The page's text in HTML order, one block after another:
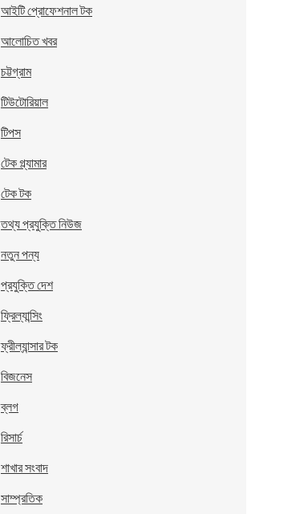
আইটি প্রোফেশনাল টক
আলোচিত খবর
চট্টগ্রাম
টিউটোরিয়াল
টিপস
টেক গ্ল্যামার
টেক টক
তথ্য প্রযুক্তি নিউজ
নতুন পন্য
প্রযুক্তি দেশ
ফ্রিল্যান্সিং
ফ্রীল্যান্সার টক
বিজনেস
ব্লগ
রিসার্চ
শাখার সংবাদ
সাম্প্রতিক